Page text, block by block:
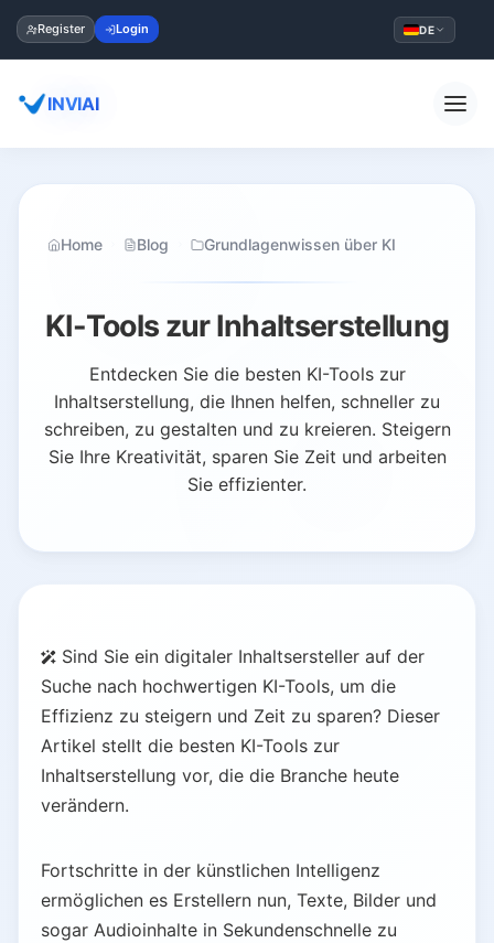
Register Login DE
INVIAI
Home Blog Grundlagenwissen über KI
KI-Tools zur Inhaltserstellung
Entdecken Sie die besten KI-Tools zur
Inhaltserstellung, die Ihnen helfen, schneller zu
schreiben, zu gestalten und zu kreieren. Steigern
Sie Ihre Kreativität, sparen Sie Zeit und arbeiten
Sie effizienter.
Sind Sie ein digitaler Inhaltsersteller auf der
Suche nach hochwertigen KI-Tools, um die
Effizienz zu steigern und Zeit zu sparen? Dieser
Artikel stellt die besten KI-Tools zur
Inhaltserstellung vor, die die Branche heute
verändern.
Fortschritte in der künstlichen Intelligenz
ermöglichen es Erstellern nun, Texte, Bilder und
sogar Audioinhalte in Sekundenschnelle zu